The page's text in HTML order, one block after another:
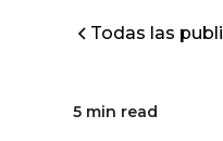
Todas las
5 min read